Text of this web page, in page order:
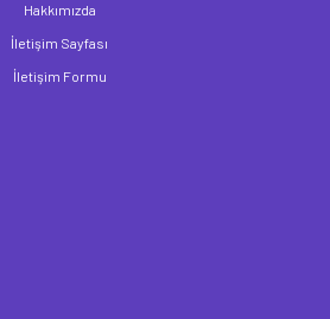
Hakkımızda
İletişim Sayfası
İletişim Formu